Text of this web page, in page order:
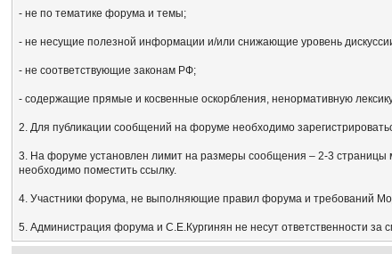
- не по тематике форума и темы;
- не несущие полезной информации и/или снижающие уровень
- не соответствующие законам РФ;
- содержащие прямые и косвенные оскорбления, ненормативную
2. Для публикации сообщений на форуме необходимо
3. На форуме установлен лимит на размеры сообщения – 2-3 страницы
необходимо поместить ссылку.
4. Участники форума, не выполняющие правил форума и требований
5. Администрация форума и С.Е.Кургинян не несут ответственности